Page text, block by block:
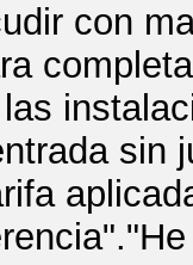
con
sin